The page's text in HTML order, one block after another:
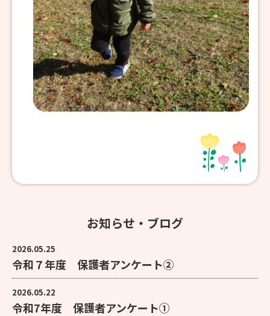
お知らせ・ブログ
2026.05.25
令和７年度 保護者アンケート②
2026.05.22
令和7年度 保護者アンケート①